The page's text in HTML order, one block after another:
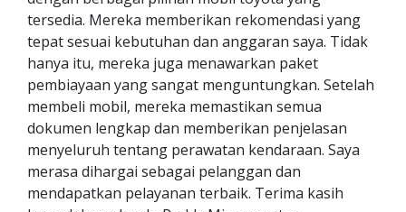
tersedia. Mereka memberikan rekomendasi yang
tepat sesuai kebutuhan dan anggaran saya. Tidak
hanya itu, mereka juga menawarkan paket
pembiayaan yang sangat menguntungkan. Setelah
membeli mobil, mereka memastikan semua
dokumen lengkap dan memberikan penjelasan
menyeluruh tentang perawatan kendaraan. Saya
merasa dihargai sebagai pelanggan dan
mendapatkan pelayanan terbaik. Terima kasih